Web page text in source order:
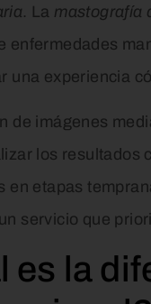
. La mastografía
enfermedades
una experiencia
de imágenes
los resultados
en etapas
servicio que
es la